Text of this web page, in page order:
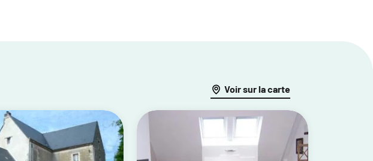
Voir sur la carte